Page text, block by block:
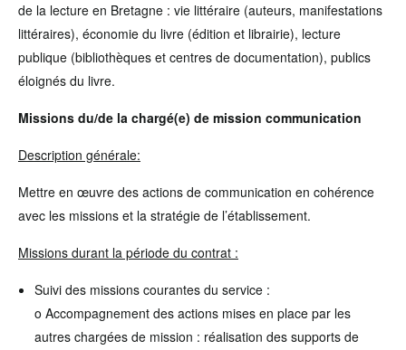
de la lecture en Bretagne : vie littéraire (auteurs, manifestations
littéraires), économie du livre (édition et librairie), lecture
publique (bibliothèques et centres de documentation), publics
éloignés du livre.
Missions du/de la chargé(e) de mission communication
Description générale:
Mettre en œuvre des actions de communication en cohérence
avec les missions et la stratégie de l’établissement.
Missions durant la période du contrat :
Suivi des missions courantes du service :
o Accompagnement des actions mises en place par les
autres chargées de mission : réalisation des supports de